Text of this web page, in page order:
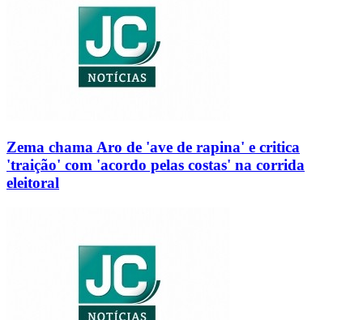
Zema chama Aro de 'ave de rapina' e critica
'traição' com 'acordo pelas costas' na corrida
eleitoral